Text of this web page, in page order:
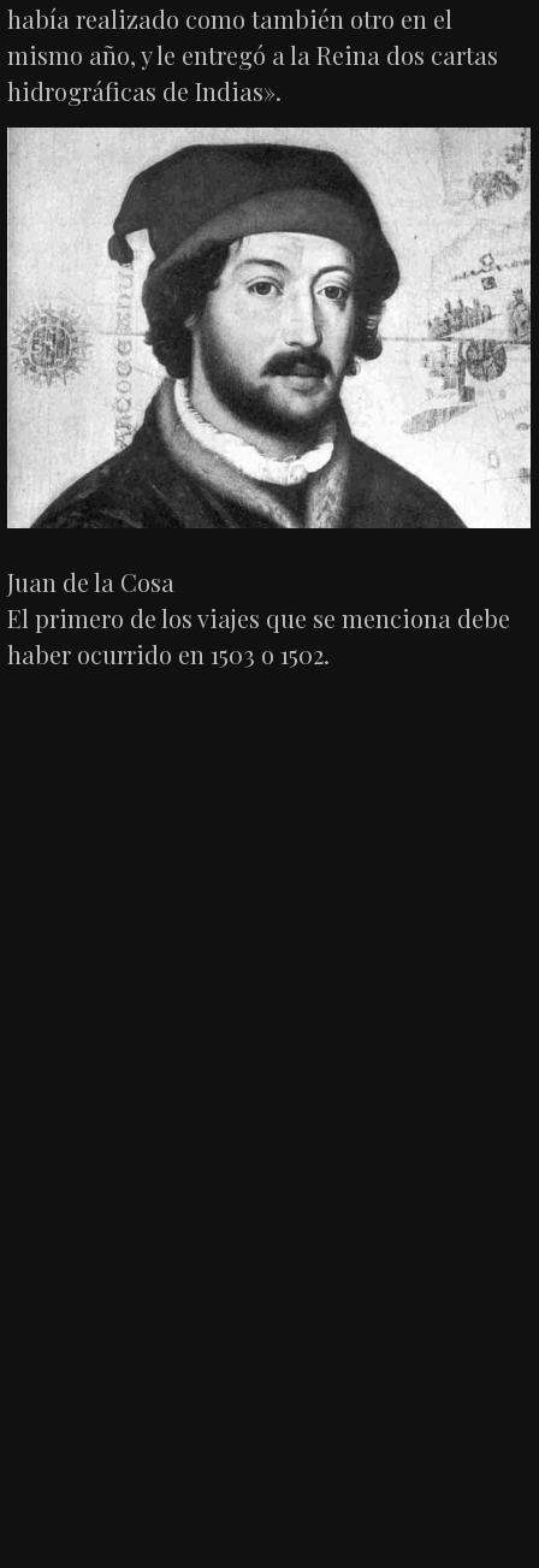
había realizado como también otro en el
mismo año, y le entregó a la Reina dos cartas
hidrográficas de Indias».
Juan de la Cosa
El primero de los viajes que se menciona debe
haber ocurrido en 1503 o 1502.